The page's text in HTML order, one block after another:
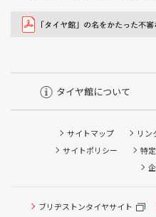
タイヤ館について
サイトマップ リン
サイトポリシー
特
ブリヂストンタイヤサイト